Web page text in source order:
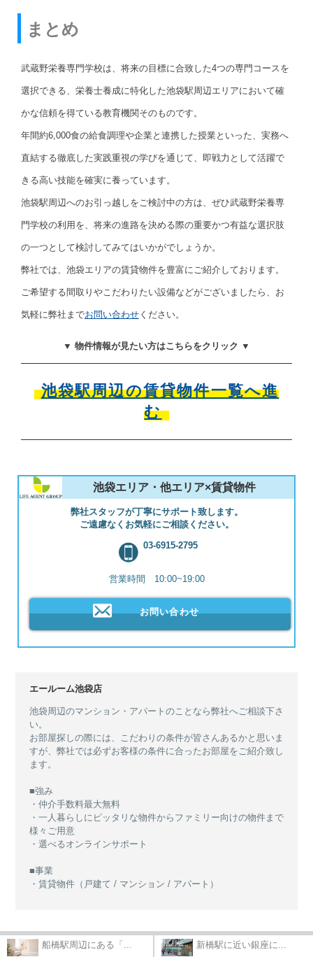
まとめ
武蔵野栄養専門学校は、将来の目標に合致した4つの専門コースを
選択できる、栄養士養成に特化した池袋駅周辺エリアにおいて確
かな信頼を得ている教育機関そのものです。
年間約6,000食の給食調理や企業と連携した授業といった、実務へ
直結する徹底した実践重視の学びを通じて、即戦力として活躍で
きる高い技能を確実に養っています。
池袋駅周辺へのお引っ越しをご検討中の方は、ぜひ武蔵野栄養専
門学校の利用を、将来の進路を決める際の重要かつ有益な選択肢
の一つとして検討してみてはいかがでしょうか。
弊社では、池袋エリアの賃貸物件を豊富にご紹介しております。
ご希望する間取りやこだわりたい設備などがございましたら、お
気軽に弊社までお問い合わせ ください。
▼ 物件情報が見たい方はこちらをクリック ▼
池袋駅周辺の賃貸物件一覧へ進
む
池袋エリア・他エリア×賃貸物件
弊社スタッフが丁寧にサポート致します。
ご遠慮なくお気軽にご相談ください。
03-6915-2795
営業時間 10:00~19:00
お問い合わせ
エールーム池袋店
池袋周辺のマンション・アパートのことなら弊社へご相談下さ
い。
お部屋探しの際には、こだわりの条件が皆さんあるかと思いま
すが、弊社では必ずお客様の条件に合ったお部屋をご紹介致し
ます。
■強み
・仲介手数料最大無料
・一人暮らしにピッタリな物件からファミリー向けの物件まで
様々ご用意
・選べるオンラインサポート
■事業
・賃貸物件（戸建て / マンション / アパート）
船橋駅周辺にある「... 新橋駅に近い銀座に...